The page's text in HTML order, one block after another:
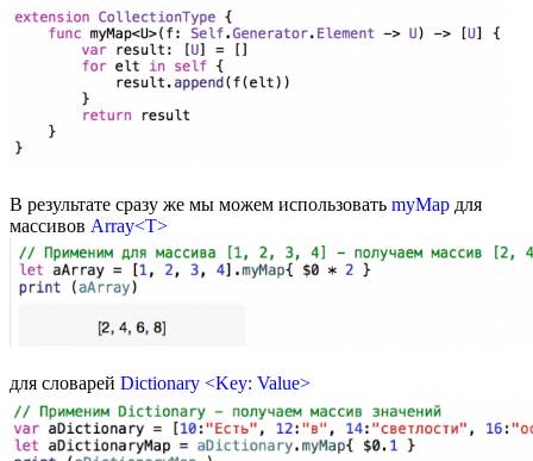
В результате сразу же мы можем использовать myMap для
массивов Array<T>
для словарей Dictionary <Key: Value>